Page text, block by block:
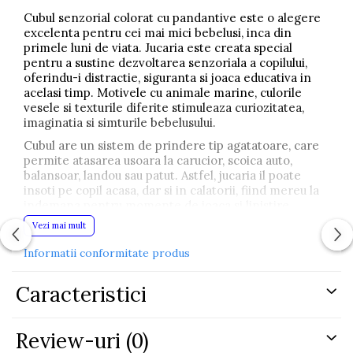
Cubul senzorial colorat cu pandantive este o alegere
excelenta pentru cei mai mici bebelusi, inca din
primele luni de viata. Jucaria este creata special
pentru a sustine dezvoltarea senzoriala a copilului,
oferindu-i distractie, siguranta si joaca educativa in
acelasi timp. Motivele cu animale marine, culorile
vesele si texturile diferite stimuleaza curiozitatea,
imaginatia si simturile bebelusului.
Cubul are un sistem de prindere tip agatatoare, care
permite atasarea usoara la carucior, scoica auto,
balansoar, landou sau patut. Astfel, jucaria il poate
insoti pe copil acasa, dar si in calatorii, fiind mereu la
Un detaliu foarte apreciat este deschiderea speciala
pentru servetele textile, pe care bebelusul le poate
scoate singur. Aceasta activitate simpla devine un
motricitatea fina si curiozitatea naturala a copilului.
si stranse in mana. Fiecare element incurajeaza
Vezi mai mult
Informatii conformitate produs
Caracteristici
Review-uri (0)